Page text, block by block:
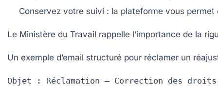
Conservez votre suivi : la plateforme vous permet
Le Ministère du Travail rappelle l’importance de la
Un exemple d’email structuré pour réclamer un
Objet : Réclamation – Correction des